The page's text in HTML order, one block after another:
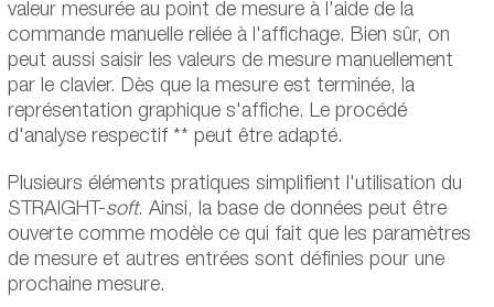
valeur mesurée au point de mesure à l'aide de la
commande manuelle reliée à l'affichage. Bien sûr, on
peut aussi saisir les valeurs de mesure manuellement
par le clavier. Dès que la mesure est terminée, la
représentation graphique s'affiche. Le procédé
d'analyse respectif ** peut être adapté.
Plusieurs éléments pratiques simplifient l'utilisation du
STRAIGHT-soft. Ainsi, la base de données peut être
ouverte comme modèle ce qui fait que les paramètres
de mesure et autres entrées sont définies pour une
prochaine mesure.